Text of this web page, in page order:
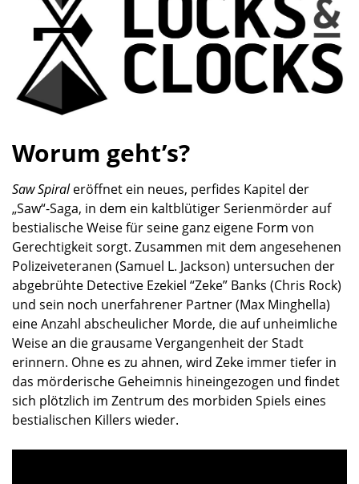
Worum geht’s?
Saw Spiraleröffnet ein neues, perfides Kapitel der
„Saw“-Saga, in dem ein kaltblütiger Serienmörder auf
bestialische Weise für seine ganz eigene Form von
Gerechtigkeit sorgt. Zusammen mit dem angesehenen
Polizeiveteranen (Samuel L. Jackson) untersuchen der
abgebrühte Detective Ezekiel “Zeke” Banks (Chris Rock)
und sein noch unerfahrener Partner (Max Minghella)
eine Anzahl abscheulicher Morde, die auf unheimliche
Weise an die grausame Vergangenheit der Stadt
erinnern. Ohne es zu ahnen, wird Zeke immer tiefer in
das mörderische Geheimnis hineingezogen und findet
sich plötzlich im Zentrum des morbiden Spiels eines
bestialischen Killers wieder.